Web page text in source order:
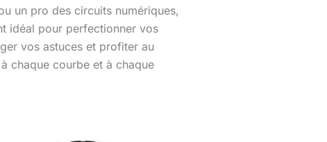
un pro des circuits numériques,
idéal pour perfectionner vos
vos astuces et profiter au
chaque courbe et à chaque